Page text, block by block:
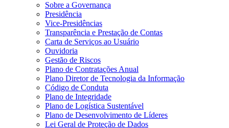
Sobre a Governança
Presidência
Vice-Presidências
Transparência e Prestação de Contas
Carta de Serviços ao Usuário
Ouvidoria
Gestão de Riscos
Plano de Contratações Anual
Plano Diretor de Tecnologia da Informação
Código de Conduta
Plano de Integridade
Plano de Logística Sustentável
Plano de Desenvolvimento de Líderes
Lei Geral de Proteção de Dados